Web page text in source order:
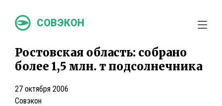
СОВЭКОН
Ростовская область: собрано
более 1,5 млн. т подсолнечника
27 октября 2006
Совэкон